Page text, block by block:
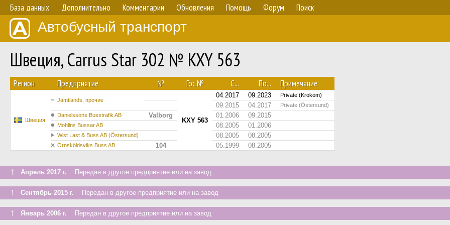
База данных Дополнительно Комментарии Обновления Помощь Форум Поиск
Автобусный транспорт
Швеция, Carrus Star 302 № KXY 563
Регион Предприятие № Гос.№ С... По... Примечание
Швеция
Jämtlands, прочие
KXY 563
04.2017 09.2023 Private (Krokom)
09.2015 04.2017
Private (Östersund)
Danielssons Busstrafik AB
Valborg 01.2006 09.2015
Mohlins Bussar AB 08.2005 01.2006
Wist Last & Buss AB (Östersund) 08.2005 08.2005
Örnsköldsviks Buss AB 104 05.1999 08.2005
↑ Апрель 2017 г. Передан в другое предприятие или на завод
↑ Сентябрь 2015 г. Передан в другое предприятие или на завод
↑ Январь 2006 г. Передан в другое предприятие или на завод